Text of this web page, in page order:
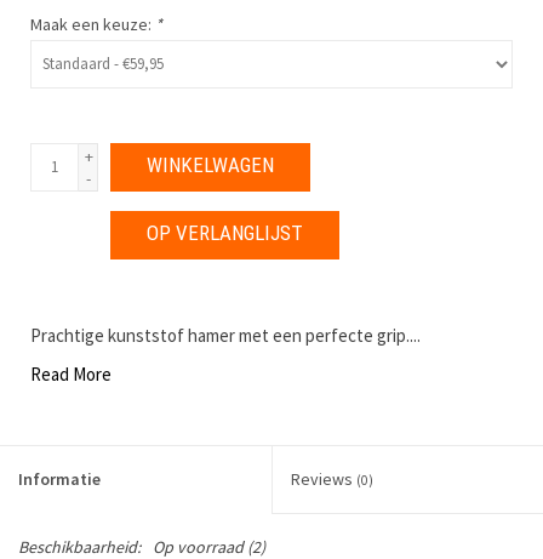
Maak een keuze: *
+
-
WINKELWAGEN
OP VERLANGLIJST
Prachtige kunststof hamer met een perfecte grip....
Read More
Informatie Reviews (0)
Beschikbaarheid: Op voorraad(2)